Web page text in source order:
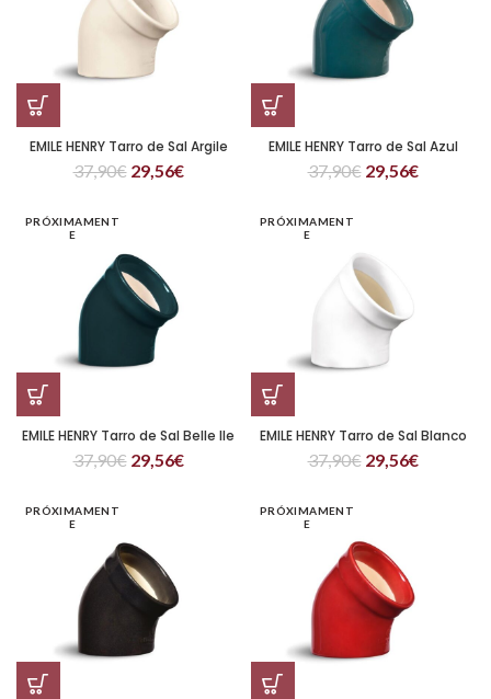
EMILE HENRY Tarro de Sal Argile
37,90€ 29,56€
EMILE HENRY Tarro de Sal Azul
37,90€ 29,56€
PRÓXIMAMENT
E
EMILE HENRY Tarro de Sal Belle Ile
37,90€ 29,56€
PRÓXIMAMENT
E
EMILE HENRY Tarro de Sal Blanco
37,90€ 29,56€
PRÓXIMAMENT
E
PRÓXIMAMENT
E